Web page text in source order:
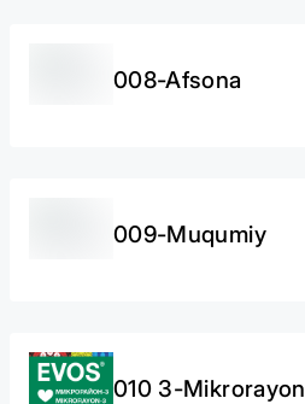
008-Afsona
009-Muqumiy
010 3-Mikrorayon